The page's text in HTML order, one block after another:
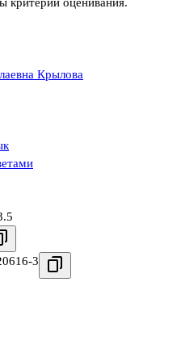
критерии оценивания.
Крылова
3